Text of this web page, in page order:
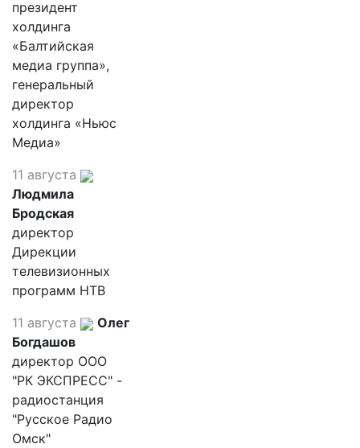
президент
холдинга
«Балтийская
медиа группа»,
генеральный
директор
холдинга «Ньюс
Медиа»
11 августа
Людмила
Бродская
директор
Дирекции
телевизионных
программ НТВ
11 августа
Олег
Богдашов
директор ООО
"РК ЭКСПРЕСС" -
радиостанция
"Русское Радио
Омск"